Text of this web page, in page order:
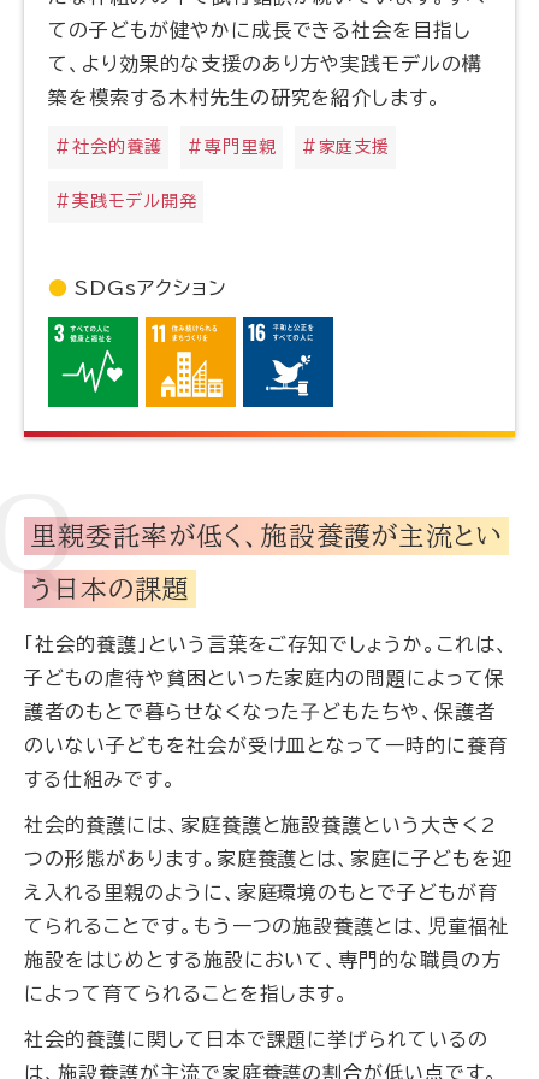
ての子どもが健やかに成長できる社会を目指し
て、より効果的な支援のあり方や実践モデルの構
築を模索する木村先生の研究を紹介します。
＃社会的養護 ＃専門里親 ＃家庭支援
＃実践モデル開発
SDGsアクション
里親委託率が低く、 施設養護が主流とい
う日本の課題
「社会的養護」という言葉をご存知でしょうか。これは、
子どもの虐待や貧困といった家庭内の問題によって保
護者のもとで暮らせなくなった⼦どもたちや、保護者
のいない子どもを社会が受け皿となって一時的に養育
する仕組みです。
社会的養護には、家庭養護と施設養護という大きく2
つの形態があります。家庭養護とは、家庭に子どもを迎
え入れる里親のように、家庭環境のもとで子どもが育
てられることです。もう一つの施設養護とは、児童福祉
施設をはじめとする施設において、専門的な職員の方
によって育てられることを指します。
社会的養護に関して日本で課題に挙げられているの
は、施設養護が主流で家庭養護の割合が低い点です。